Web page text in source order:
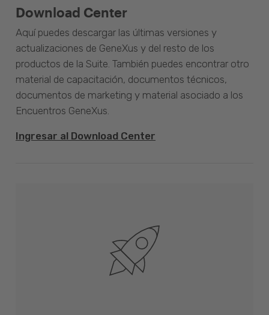
Download Center
Aquí puedes descargar las últimas versiones y
actualizaciones de GeneXus y del resto de los
productos de la Suite. También puedes encontrar otro
material de capacitación, documentos técnicos,
documentos de marketing y material asociado a los
Encuentros GeneXus.
Ingresar al Download Center